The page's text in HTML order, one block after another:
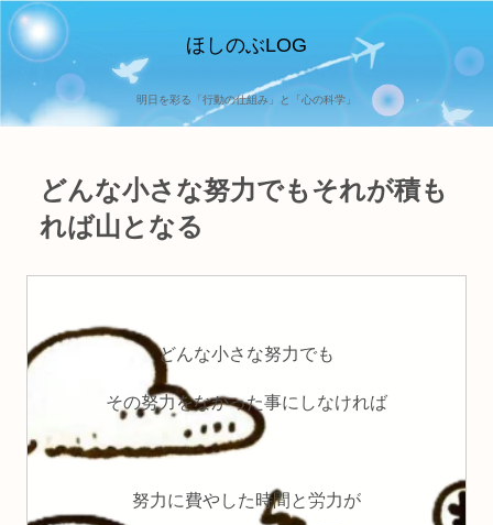
ほしのぶLOG
明日を彩る「行動の仕組み」と「心の科学」
どんな小さな努力でもそれが積も
れば山となる
どんな小さな努力でも
その努力をなかった事にしなければ
努力に費やした時間と労力が